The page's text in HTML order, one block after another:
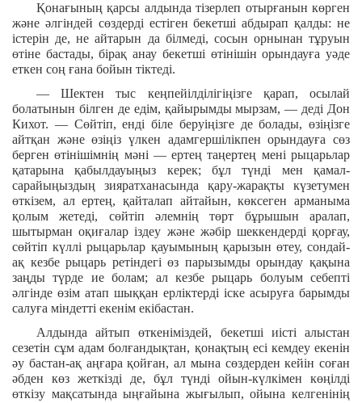
Қонағының қарсы алдында тізерлеп отырғанын көрген
және әлгіндей сөздерді естіген бекетші абдырап қалды: не
істерін де, не айтарын да білмеді, сосын орнынан тұруын
өтіне бастады, бірақ анау бекетші өтінішін орындауға уәде
еткен соң ғана бойын тіктеді.
— Шектен тыс кеңпейілділігіңізге қарап, осылай
болатынын білген де едім, қайырымды мырзам, — деді Дон
Кихот. — Сөйтіп, енді біле беруіңізге де болады, өзіңізге
айтқан және өзіңіз үлкен адамгершілікпен орындауға сөз
берген өтінішімнің мәні — ертең таңертең мені рыцарьлар
қатарына қабылдауыңыз керек; бұл түнді мен қамал-
сарайыңыздың зияратханасында қару-жарақты күзетумен
өткізем, ал ертең, қайталап айтайын, көксеген арманыма
қолым жетеді, сөйтіп әлемнің төрт бұрышын аралап,
шытырман оқиғалар іздеу және жәбір шеккендерді қорғау,
сөйтіп күллі рыцарьлар қауымының қарызын өтеу, сондай-
ақ кезбе рыцарь ретіндегі өз парызымды орындау қақына
заңды түрде ие болам; ал кезбе рыцарь болуым себепті
әлгінде өзім атап шыққан ерліктерді іске асыруға барымды
салуға міндетті екенім екібастан.
Алдында айтып өткеніміздей, бекетші иісті алыстан
сезетін сұм адам болғандықтан, қонақтың есі кемдеу екенін
әу бастан-ақ аңғара қойған, ал мына сөздерден кейін соған
әбден көз жеткізді де, бұл түнді ойын-күлкімен көңілді
өткізу мақсатында ыңғайына жығылып, ойына келгенінің